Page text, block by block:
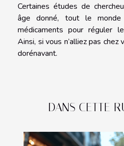
Certaines études de
âge donné, tout le
médicaments pour réguler
Ainsi, si vous n’alliez pas
dorénavant.
DANS CETTE